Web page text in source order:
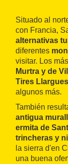
Situado al
con Francia,
alternativas
diferentes
visitar. Los
Murtra y de
Tires
algunos más.
También
antigua
ermita de
trincheras y
la sierra d'en
una buena